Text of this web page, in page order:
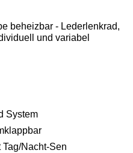
beheizbar - Lederlenkrad,
und variabel
System
Nacht-Sen